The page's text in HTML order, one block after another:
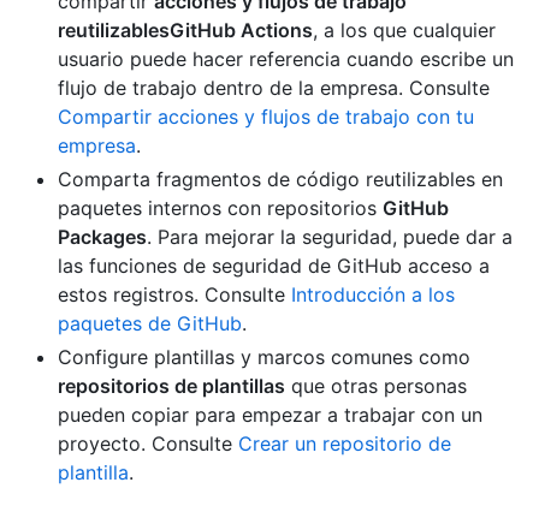
reutilizablesGitHub Actions, a los que cualquier
usuario puede hacer referencia cuando escribe un
flujo de trabajo dentro de la empresa. Consulte
Compartir acciones y flujos de trabajo con tu
empresa.
Comparta fragmentos de código reutilizables en
paquetes internos con repositorios GitHub
Packages. Para mejorar la seguridad, puede dar a
las funciones de seguridad de GitHub acceso a
estos registros. Consulte Introducción a los
paquetes de GitHub.
Configure plantillas y marcos comunes como
repositorios de plantillas que otras personas
pueden copiar para empezar a trabajar con un
proyecto. Consulte Crear un repositorio de
plantilla.